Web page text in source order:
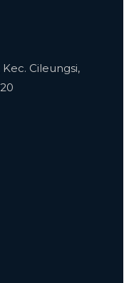
Cileungsi,